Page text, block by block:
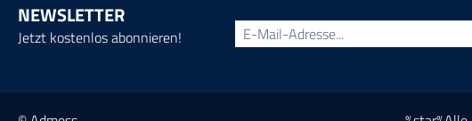
NEWSLETTER
Jetzt kostenlos abonnieren!